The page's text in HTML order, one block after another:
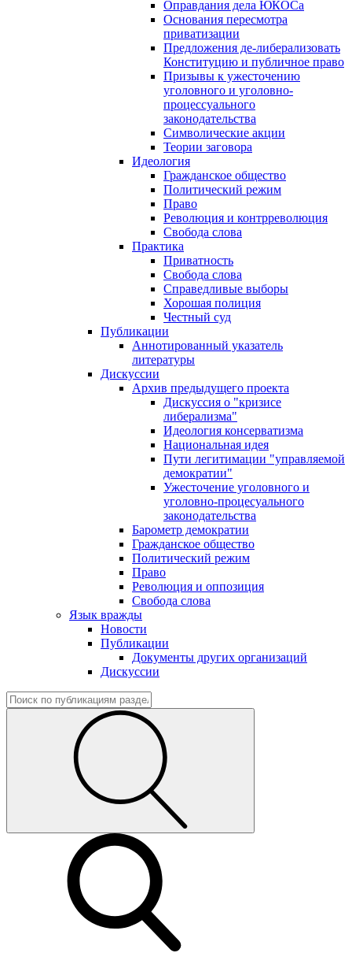
Оправдания дела ЮКОСа
Основания пересмотра
приватизации
Предложения де-либерализовать
Конституцию и публичное право
Призывы к ужесточению
уголовного и уголовно-
процессуального
законодательства
Символические акции
Теории заговора
Идеология
Гражданское общество
Политический режим
Право
Революция и контрреволюция
Свобода слова
Практика
Приватность
Свобода слова
Справедливые выборы
Хорошая полиция
Честный суд
Публикации
Аннотированный указатель
литературы
Дискуссии
Архив предыдущего проекта
Дискуссия о "кризисе
либерализма"
Идеология консерватизма
Национальная идея
Пути легитимации "управляемой
демократии"
Ужесточение уголовного и
уголовно-процесуального
законодательства
Барометр демократии
Гражданское общество
Политический режим
Право
Революция и оппозиция
Свобода слова
Язык вражды
Новости
Публикации
Документы других организаций
Дискуссии